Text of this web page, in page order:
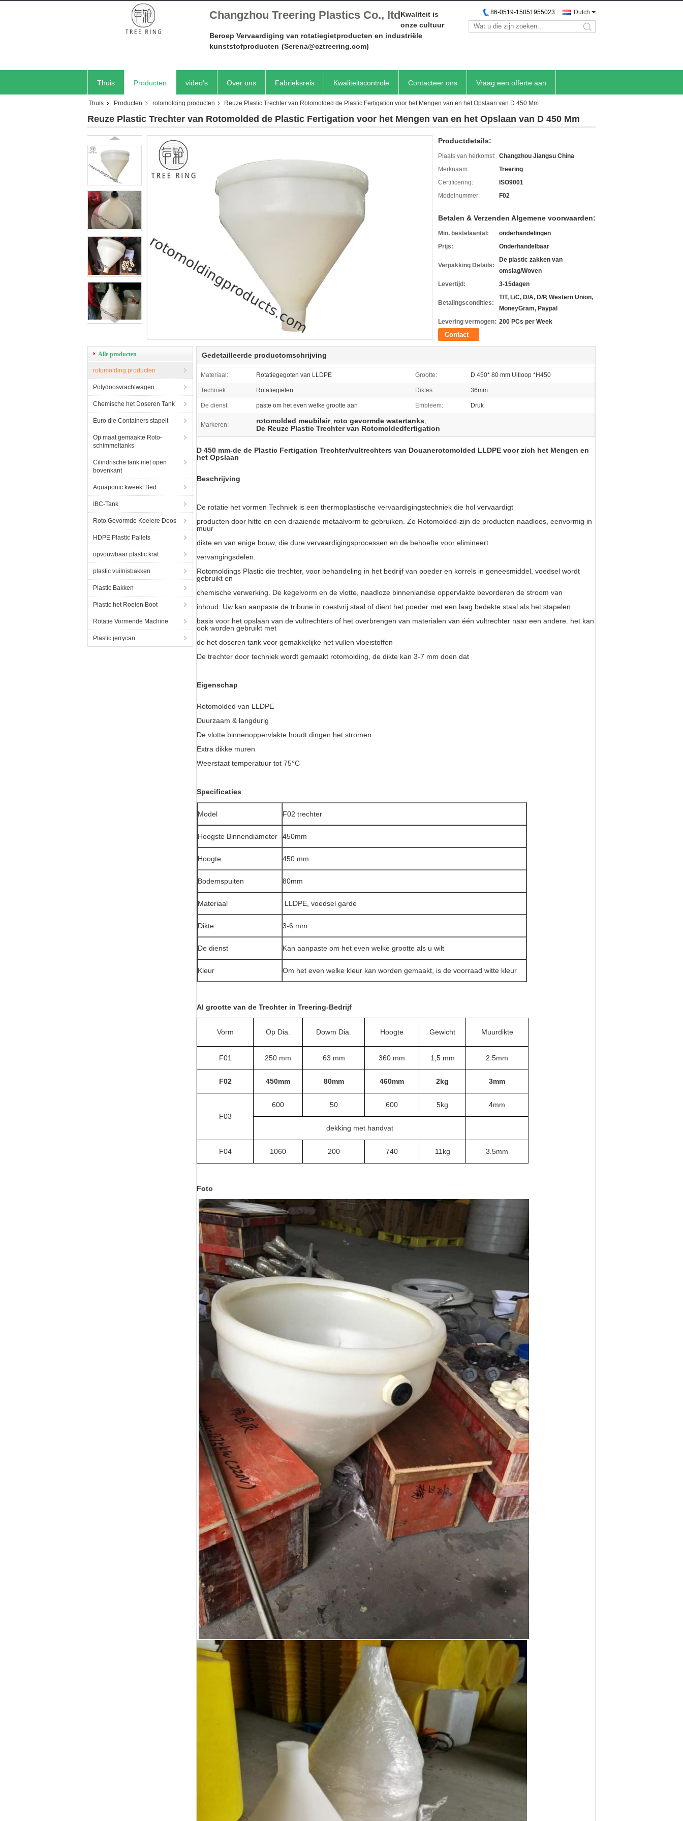
Changzhou Treering Plastics Co., ltdKwaliteit is
onze cultuur
Beroep Vervaardiging van rotatiegietproducten en industriële
kunststofproducten (Serena@cztreering.com)
Dutch
86-0519-15051955023
search
Thuis Producten video's Over ons Fabrieksreis Kwaliteitscontrole Contacteer ons Vraag een offerte aan
Thuis Producten rotomolding producten Reuze Plastic Trechter van Rotomolded de Plastic Fertigation voor het Mengen van en het Opslaan van D 450 Mm
Reuze Plastic Trechter van Rotomolded de Plastic Fertigation voor het Mengen van en het Opslaan van D 450 Mm
Productdetails:
Plaats van herkomst: Changzhou Jiangsu China
Merknaam:
Treering
Certificering:
ISO9001
Modelnummer:
F02
Betalen & Verzenden Algemene voorwaarden:
Min. bestelaantal:
onderhandelingen
Prijs:
Onderhandelbaar
Verpakking Details:
De plastic zakken van
omslag/Woven
Levertijd:
3-15dagen
Betalingscondities:
T/T, L/C, D/A, D/P, Western Union,
MoneyGram, Paypal
Levering vermogen: 200 PCs per Week
Contact
Alle producten
rotomolding producten
Polydoosvrachtwagen
Chemische het Doseren Tank
Euro die Containers stapelt
Op maat gemaakte Roto-
schimmeltanks
Cilindrische tank met open
bovenkant
Aquaponic kweekt Bed
IBC-Tank
Roto Gevormde Koelere Doos
HDPE Plastic Pallets
opvouwbaar plastic krat
plastic vuilnisbakken
Plastic Bakken
Plastic het Roeien Boot
Rotatie Vormende Machine
Plastic jerrycan
Gedetailleerde productomschrijving
Materiaal: Rotatiegegoten van LLDPE Grootte: D 450* 80 mm Uitloop *H450
Techniek: Rotatiegieten Diktes: 36mm
De dienst: paste om het even welke grootte aan Embleem: Druk
Markeren: rotomolded meubilair, roto gevormde watertanks,
De Reuze Plastic Trechter van Rotomoldedfertigation
D 450 mm-de de Plastic Fertigation Trechter/vultrechters van Douanerotomolded LLDPE voor zich het Mengen en
het Opslaan
Beschrijving
De rotatie het vormen Techniek is een thermoplastische vervaardigingstechniek die hol vervaardigt
producten door hitte en een draaiende metaalvorm te gebruiken. Zo Rotomolded-zijn de producten naadloos, eenvormig in
muur
dikte en van enige bouw, die dure vervaardigingsprocessen en de behoefte voor elimineert
vervangingsdelen.
Rotomoldings Plastic die trechter, voor behandeling in het bedrijf van poeder en korrels in geneesmiddel, voedsel wordt
gebruikt en
chemische verwerking. De kegelvorm en de vlotte, naadloze binnenlandse oppervlakte bevorderen de stroom van
inhoud. Uw kan aanpaste de tribune in roestvrij staal of dient het poeder met een laag bedekte staal als het stapelen
basis voor het opslaan van de vultrechters of het overbrengen van materialen van één vultrechter naar een andere. het kan
ook worden gebruikt met
de het doseren tank voor gemakkelijke het vullen vloeistoffen
De trechter door techniek wordt gemaakt rotomolding, de dikte kan 3-7 mm doen dat
Eigenschap
Rotomolded van LLDPE
Duurzaam & langdurig
De vlotte binnenoppervlakte houdt dingen het stromen
Extra dikke muren
Weerstaat temperatuur tot 75°C
Specificaties
Model F02 trechter
Hoogste Binnendiameter 450mm
Hoogte 450 mm
Bodemspuiten 80mm
Materiaal LLDPE, voedsel garde
Dikte 3-6 mm
De dienst Kan aanpaste om het even welke grootte als u wilt
Kleur Om het even welke kleur kan worden gemaakt, is de voorraad witte kleur
Al grootte van de Trechter in Treering-Bedrijf
Vorm Op Dia. Dowm Dia. Hoogte Gewicht Muurdikte
F01 250 mm 63 mm 360 mm 1,5 mm 2.5mm
F02 450mm 80mm 460mm 2kg 3mm
F03
600 50 600 5kg 4mm
dekking met handvat
F04 1060 200 740 11kg 3.5mm
Foto